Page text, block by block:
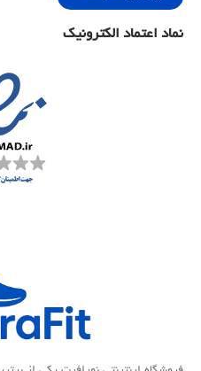
نماد اعتماد الکترونیک